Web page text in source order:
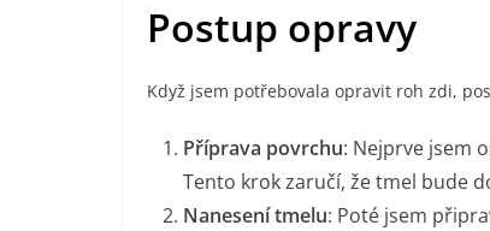
Postup opravy
Když jsem potřebovala opravit roh zdi,
Příprava povrchu: Nejprve jsem
Tento krok zaručí, že tmel bude
Nanesení tmelu: Poté jsem